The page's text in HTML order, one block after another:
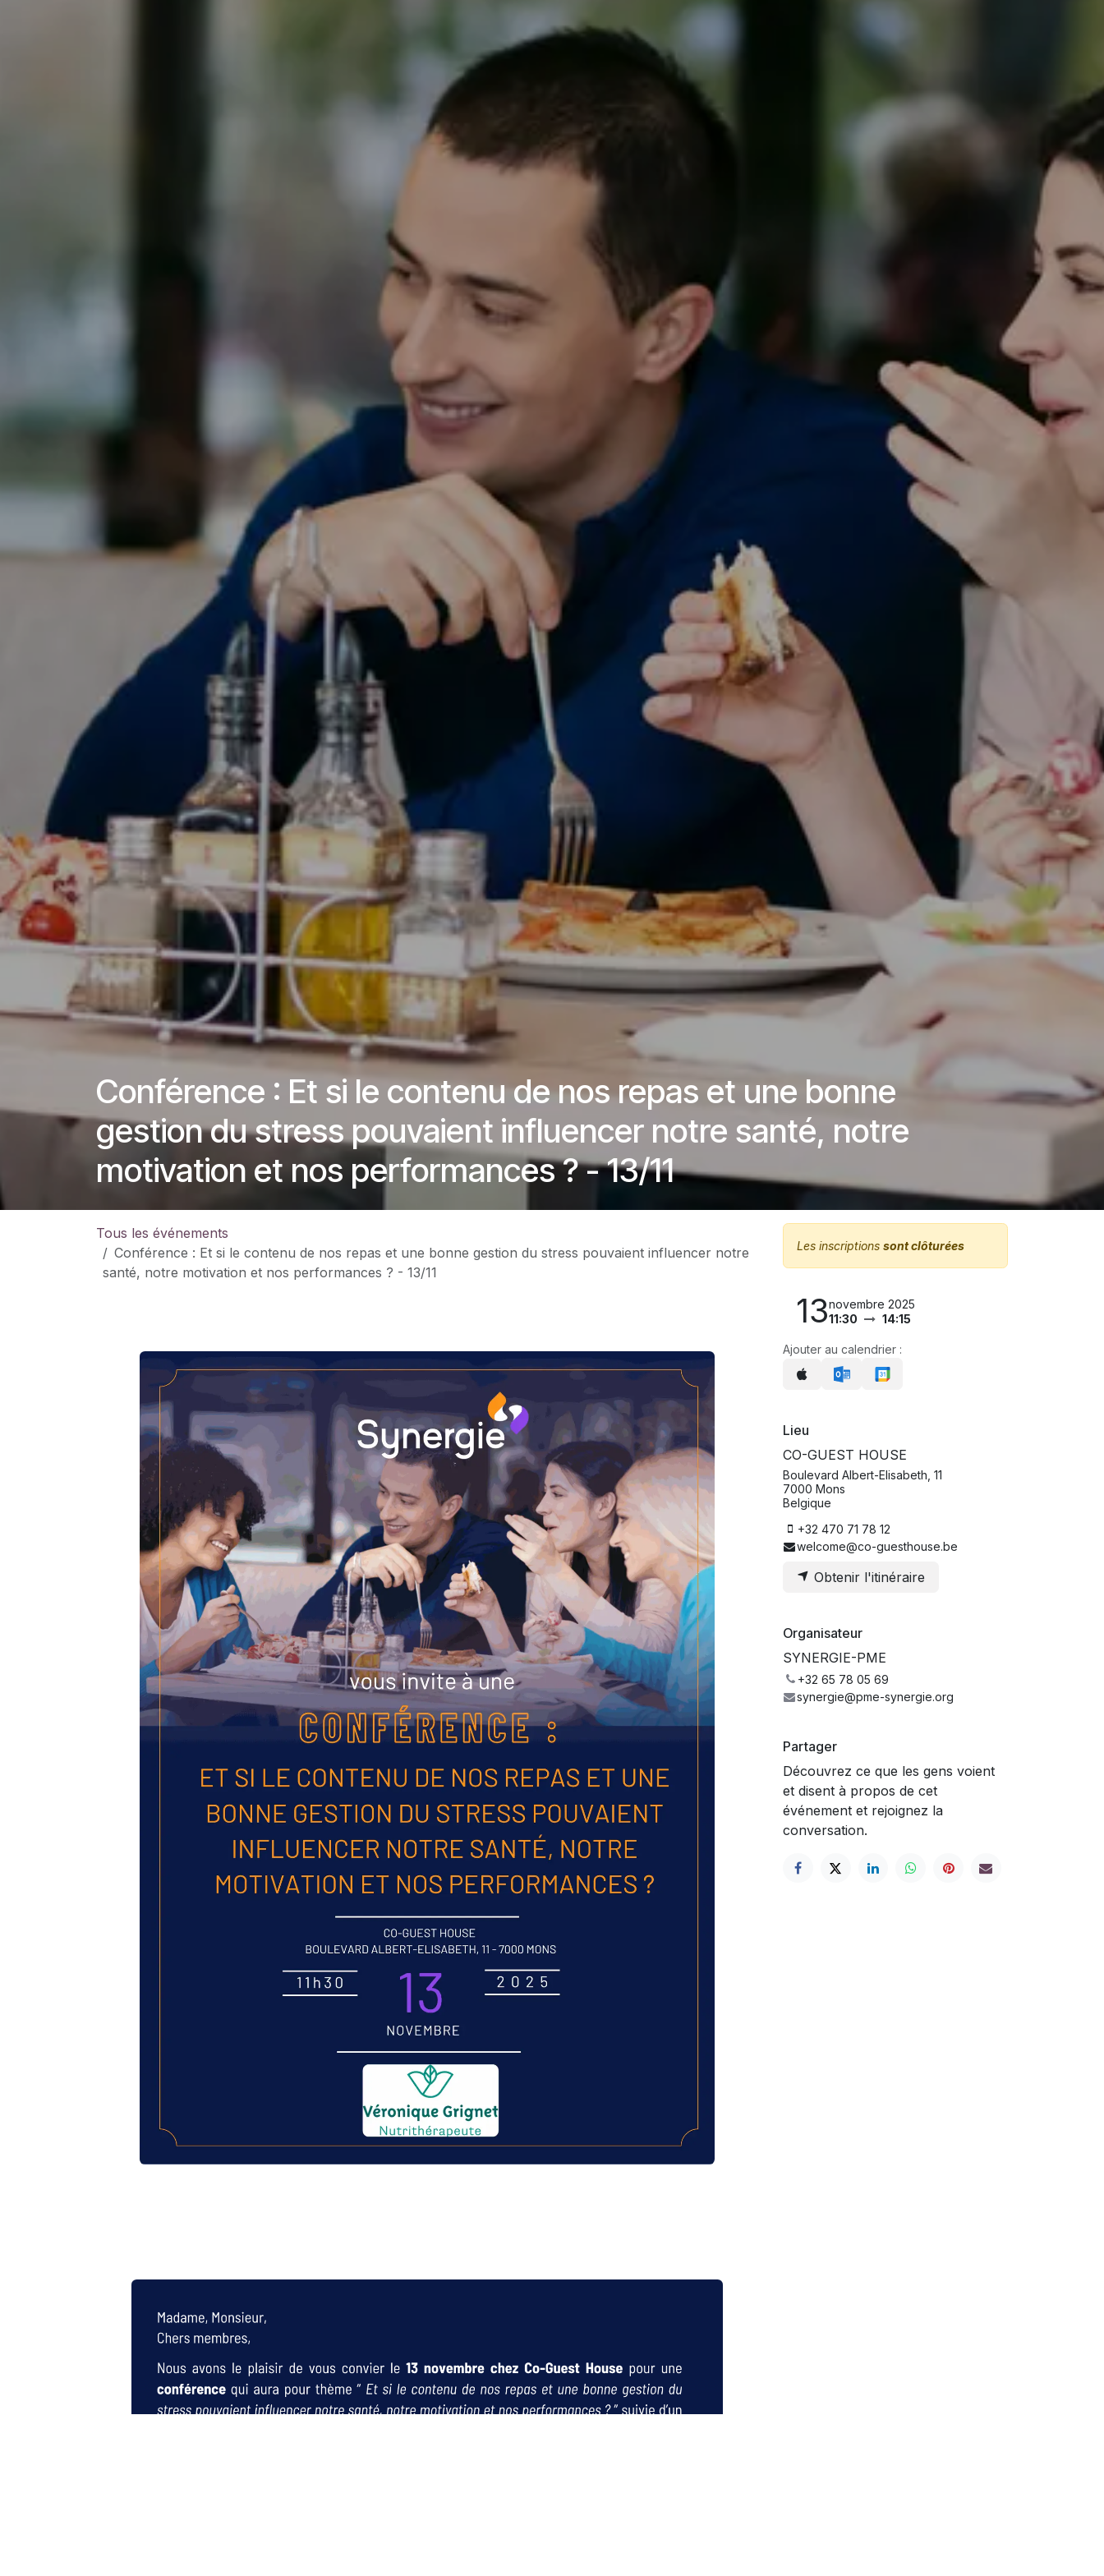
Conférence : Et si le contenu de nos repas et une bonne
gestion du stress pouvaient influencer notre santé, notre
motivation et nos performances ? - 13/11
Tous les événements
Conférence : Et si le contenu de nos repas et une bonne gestion du stress pouvaient influencer notre
santé, notre motivation et nos performances ? - 13/11
Les inscriptions sont clôturées
13novembre 2025
11:30
14:15
Ajouter au calendrier :
Lieu
CO-GUEST HOUSE
Boulevard Albert-Elisabeth, 11
7000 Mons
Belgique
+32 470 71 78 12
welcome@co-guesthouse.be
Obtenir l'itinéraire
Organisateur
SYNERGIE-PME
+32 65 78 05 69
synergie@pme-synergie.org
Partager
Découvrez ce que les gens voient
et disent à propos de cet
événement et rejoignez la
conversation.